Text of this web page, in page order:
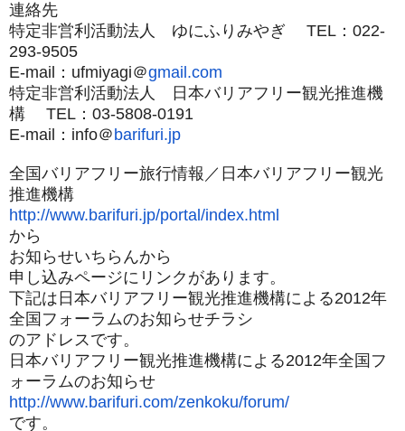
連絡先
特定非営利活動法人 ゆにふりみやぎ TEL：022-
293-9505
E-mail：ufmiyagi＠gmail.com
特定非営利活動法人 日本バリアフリー観光推進機
構 TEL：03-5808-0191
E-mail：info＠ barifuri.jp
全国バリアフリー旅行情報／日本バリアフリー観光
推進機構
http://www.barifuri.jp/portal/index.html
から
お知らせいちらんから
申し込みページにリンクがあります。
下記は日本バリアフリー観光推進機構による2012年
全国フォーラムのお知らせチラシ
のアドレスです。
日本バリアフリー観光推進機構による2012年全国フ
ォーラムのお知らせ
http://www.barifuri.com/zenkoku/forum/
です。